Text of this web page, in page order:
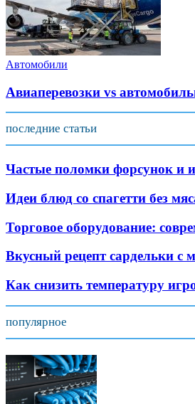
Автомобили
Авиаперевозки vs
последние статьи
Частые поломки форсунок и
Идеи блюд со спагетти без
Торговое оборудование:
Вкусный рецепт сардельки с
Как снизить температуру
популярное